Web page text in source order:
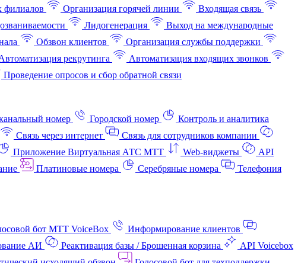
филиалов Организация горячей линии
Входящая связь
Лидогенерация
Выход на международные
Обзвон клиентов
Организация службы поддержки
рекрутинга
Автоматизация входящих звонков
Проведение опросов и сбор обратной связи
номер Городской номер
Контроль и аналитика
Связь через интернет
Связь для сотрудников компании
Приложение Виртуальная АТС МТТ Web-виджеты
API
Платиновые номера Серебряные номера
Телефония
бот МТТ VoiceBox
Информирование клиентов
АИ Реактивация базы / Брошенная корзина
API Voicebox